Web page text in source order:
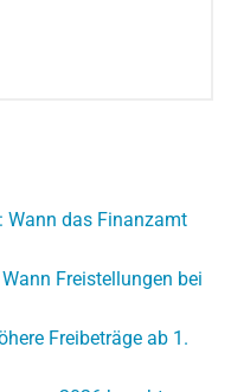
Wann das Finanzamt
Freistellungen bei
Freibeträge ab 1.